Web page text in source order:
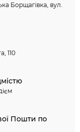
Борщагівка, вул.
110
Пошти по